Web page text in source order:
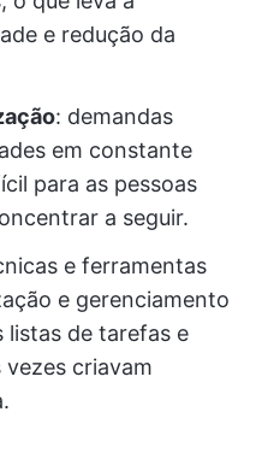
e redução da
: demandas
em constante
para as pessoas
a seguir.
e ferramentas
e gerenciamento
listas de tarefas e
criavam